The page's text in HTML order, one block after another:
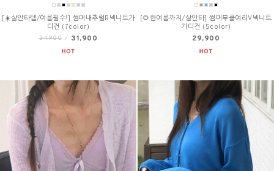
[☀️살안타템/여름필수!] 썸머내추럴R넥니트가
디건 (7color)
34,900 / 31,900
[🌻한여름까지/살안타] 썸머부클여리V넥니트
가디건 (5color)
29,900